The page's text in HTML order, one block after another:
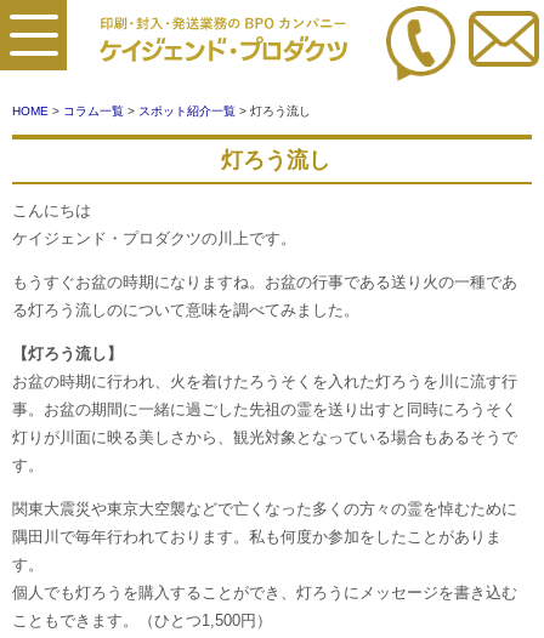
HOME > コラム一覧 > スポット紹介一覧 > 灯ろう流し
灯ろう流し
こんにちは
ケイジェンド・プロダクツの川上です。
もうすぐお盆の時期になりますね。お盆の行事である送り火の一種であ
る灯ろう流しのについて意味を調べてみました。
【灯ろう流し】
お盆の時期に行われ、火を着けたろうそくを入れた灯ろうを川に流す行
事。お盆の期間に一緒に過ごした先祖の霊を送り出すと同時にろうそく
灯りが川面に映る美しさから、観光対象となっている場合もあるそうで
す。
関東大震災や東京大空襲などで亡くなった多くの方々の霊を悼むために
隅田川で毎年行われております。私も何度か参加をしたことがありま
す。
個人でも灯ろうを購入することができ、灯ろうにメッセージを書き込む
こともできます。（ひとつ1,500円）